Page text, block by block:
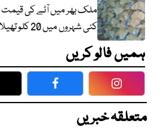
ملک بھر میں آٹے کی
کئی شہروں میں 20 کلو تھیلا 100 روپے تک مہنگا
ہمیں فالو کریں
Facebook
متعلقہ خبریں